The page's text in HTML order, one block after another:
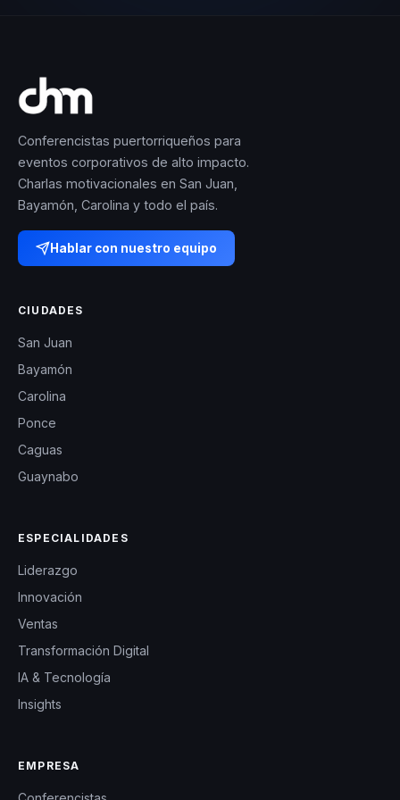
Conferencistas puertorriqueños para
eventos corporativos de alto impacto.
Charlas motivacionales en San Juan,
Bayamón, Carolina y todo el país.
Hablar con nuestro equipo
CIUDADES
San Juan
Bayamón
Carolina
Ponce
Caguas
Guaynabo
ESPECIALIDADES
Liderazgo
Innovación
Ventas
Transformación Digital
IA & Tecnología
Insights
EMPRESA